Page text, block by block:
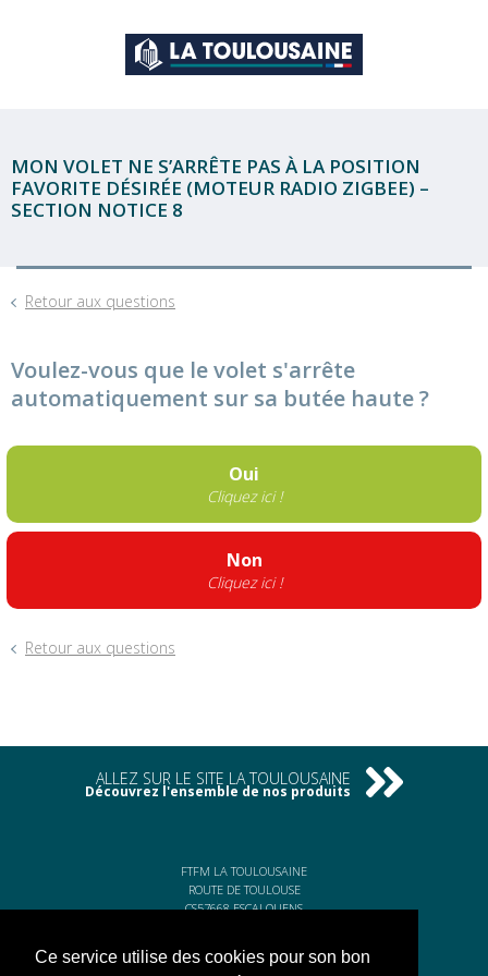
Ce service utilise des cookies pour son bon
MON VOLET NE S’ARRÊTE PAS À LA POSITION
FAVORITE DÉSIRÉE (MOTEUR RADIO ZIGBEE) –
SECTION NOTICE 8
Retour aux questions
Voulez-vous que le volet s'arrête
automatiquement sur sa butée haute ?
Oui
Cliquez ici !
Non
Cliquez ici !
Retour aux questions
FTFM LA TOULOUSAINE
ROUTE DE TOULOUSE
CS57668 ESCALQUENS
Tél. 05 61 75 31 00
ALLEZ SUR LE SITE LA TOULOUSAINE
Découvrez l'ensemble de nos produits